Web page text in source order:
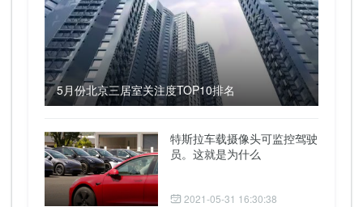
5月份北京三居室关注度TOP10排名
特斯拉车载摄像头可监控驾驶
员。这就是为什么
2021-05-31 16:30:38